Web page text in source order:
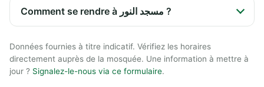
Comment se rendre à مسجد النور ?
Données fournies à titre indicatif. Vérifiez les horaires
directement auprès de la mosquée. Une information à mettre à
jour ? Signalez-le-nous via ce formulaire.